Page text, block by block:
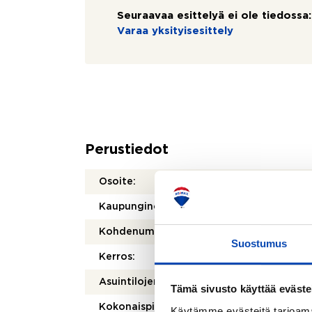
Suostumus
Tämä sivusto käyttää
Seuraavaa esittelyä ei ole tiedossa:
Varaa yksityisesittely
Perustiedot
Osoite:
Kaupunginosa/kylä:
Kohdenumero:
Kerros:
Asuintilojen pinta-ala:
Kokonaispinta-ala: 62 m